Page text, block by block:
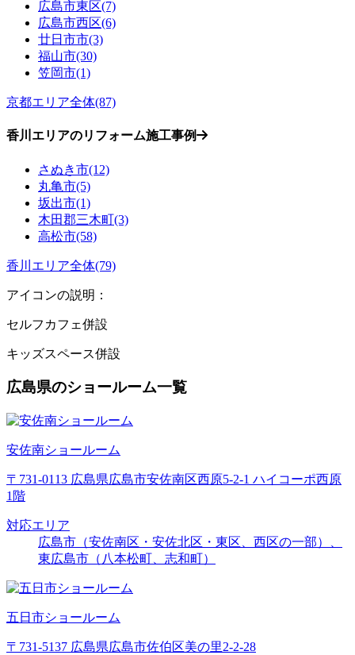
広島市東区(7)
広島市西区(6)
廿日市市(3)
福山市(30)
笠岡市(1)
京都エリア全体(87)
香川エリアのリフォーム施工事例
さぬき市(12)
丸亀市(5)
坂出市(1)
木田郡三木町(3)
高松市(58)
香川エリア全体(79)
アイコンの説明：
セルフカフェ併設
キッズスペース併設
広島県のショールーム一覧
安佐南ショールーム
〒731-0113 広島県広島市安佐南区西原5-2-1 ハイコーポ西原
1階
対応エリア
広島市（安佐南区・安佐北区・東区、西区の一部）、
東広島市（八本松町、志和町）
五日市ショールーム
〒731-5137 広島県広島市佐伯区美の里2-2-28